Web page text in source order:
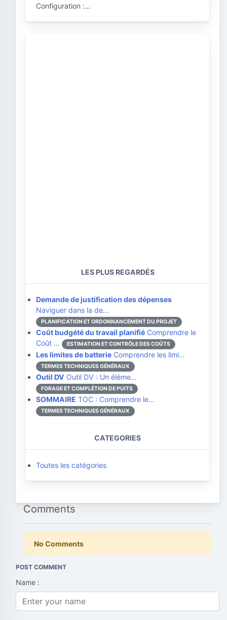
Configuration :…
LES PLUS REGARDÉS
Demande de justification des dépenses
Naviguer dans la de…
PLANIFICATION ET ORDONNANCEMENT DU PROJET
Coût budgété du travail planifié Comprendre le
Coût …
ESTIMATION ET CONTRÔLE DES COÛTS
Les limites de batterie Comprendre les limi…
TERMES TECHNIQUES GÉNÉRAUX
Outil DV Outil DV : Un éléme…
FORAGE ET COMPLÉTION DE PUITS
SOMMAIRE TOC : Comprendre le…
TERMES TECHNIQUES GÉNÉRAUX
CATEGORIES
Toutes les catégories
Comments
No Comments
POST COMMENT
Name :